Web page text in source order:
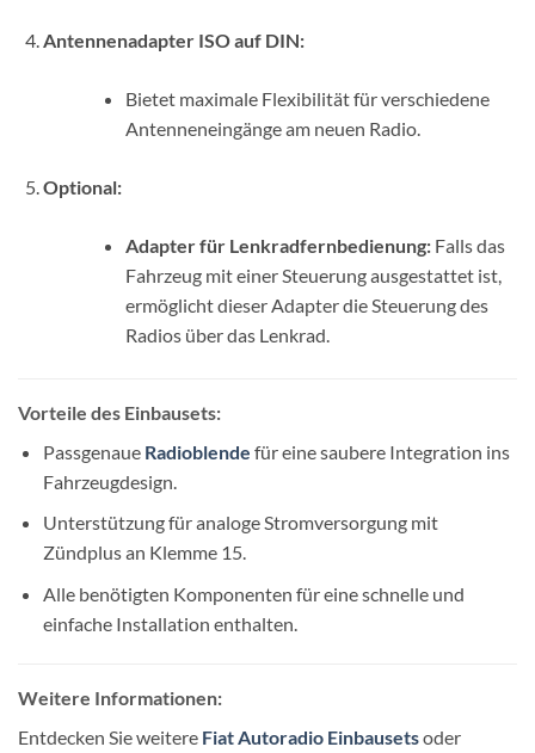
Antennenadapter ISO auf DIN:
Bietet maximale Flexibilität für verschiedene
Antenneneingänge am neuen Radio.
Optional:
Adapter für Lenkradfernbedienung:Falls das
Fahrzeug mit einer Steuerung ausgestattet ist,
ermöglicht dieser Adapter die Steuerung des
Radios über das Lenkrad.
Vorteile des Einbausets:
Passgenaue Radioblende für eine saubere Integration ins
Fahrzeugdesign.
Unterstützung für analoge Stromversorgung mit
Zündplus an Klemme 15.
Alle benötigten Komponenten für eine schnelle und
einfache Installation enthalten.
Weitere Informationen:
Entdecken Sie weitere Fiat Autoradio Einbausetsoder